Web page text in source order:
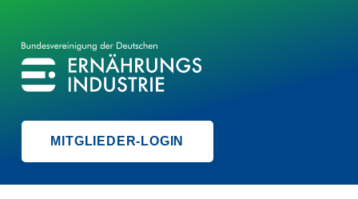
BVE
BUNDESVEREINIGUNG DER ERNÄHRUNGSINDUSTRIE
MITGLIEDER-LOGIN